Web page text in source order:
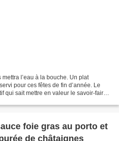
l’eau à la bouche. Un plat
pour ces fêtes de fin d’année. Le
qui sait mettre en valeur le savoir-faire
foie gras au porto et
de châtaignes